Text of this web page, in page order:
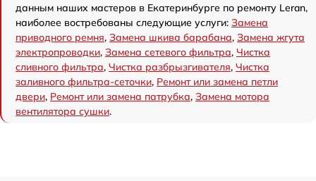
данным наших мастеров в Екатеринбурге по ремонту Leran,
наиболее востребованы следующие услуги: Замена
приводного ремня, Замена шкива барабана, Замена жгута
электропроводки, Замена сетевого фильтра, Чистка
сливного фильтра, Чистка разбрызгивателя, Чистка
заливного фильтра-сеточки, Ремонт или замена петли
двери, Ремонт или замена патрубка, Замена мотора
вентилятора сушки.